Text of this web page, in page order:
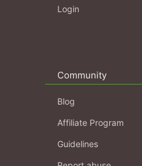
Login
Community
Blog
Affiliate Program
Guidelines